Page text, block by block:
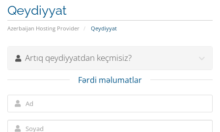
Qeydiyyat
Azerbaijan Hosting Provider Qeydiyyat
Artıq qeydiyyatdan keçmisiz?
Fərdi məlumatlar